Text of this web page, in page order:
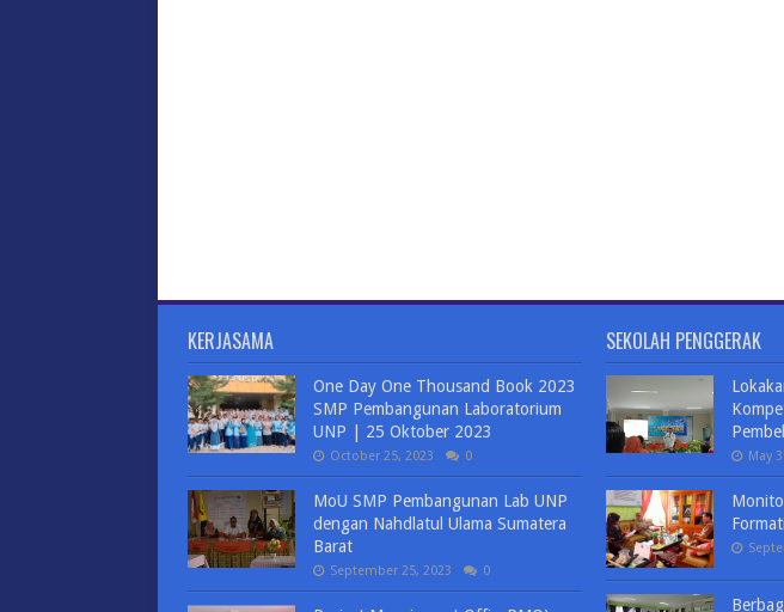
KERJASAMA
One Day One Thousand Book 2023
SMP Pembangunan Laboratorium
UNP | 25 Oktober 2023
October 25, 2023 0
MoU SMP Pembangunan Lab UNP
dengan Nahdlatul Ulama Sumatera
Barat
September 25, 2023 0
SEKOLAH PENGGERAK
May